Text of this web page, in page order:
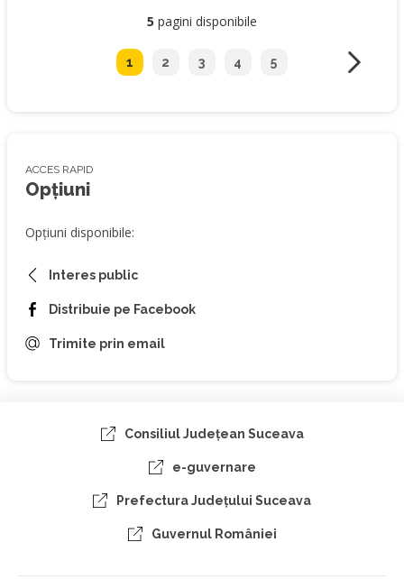
5 pagini disponibile
1 2 3 4 5
ACCES RAPID
Opțiuni
Opțiuni disponibile:
Interes public
Distribuie pe Facebook
Trimite prin email
Consiliul Judeţean Suceava
e-guvernare
Prefectura Judeţului Suceava
Guvernul României